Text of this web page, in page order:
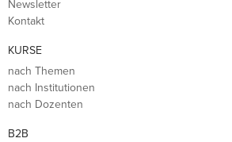
Newsletter
Kontakt
KURSE
nach Themen
nach Institutionen
nach Dozenten
B2B